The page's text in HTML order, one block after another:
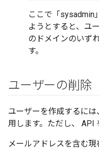
ここで「sysadmin
ようとすると、ユ
のドメインのいず
す。
ユーザーの削除
ユーザーを作成するに
用します。ただし、 API
メールアドレスを含む